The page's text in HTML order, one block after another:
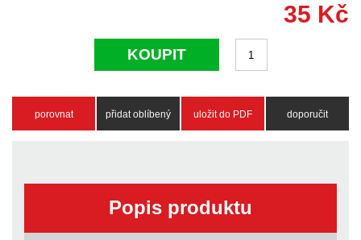
35 Kč
KOUPIT
porovnat přidat oblíbený uložit do PDF doporučit
Popis produktu